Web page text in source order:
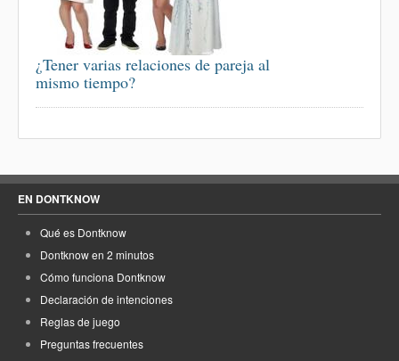
¿Tener varias relaciones de pareja al
mismo tiempo?
EN DONTKNOW
Qué es Dontknow
Dontknow en 2 minutos
Cómo funciona Dontknow
Declaración de intenciones
Reglas de juego
Preguntas frecuentes